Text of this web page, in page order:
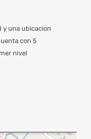
y una ubicacion
con 5
nivel